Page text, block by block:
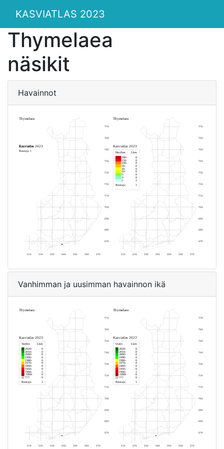
KASVIATLAS 2023
Thymelaea
näsikit
Havainnot
Vanhimman ja uusimman havainnon ikä